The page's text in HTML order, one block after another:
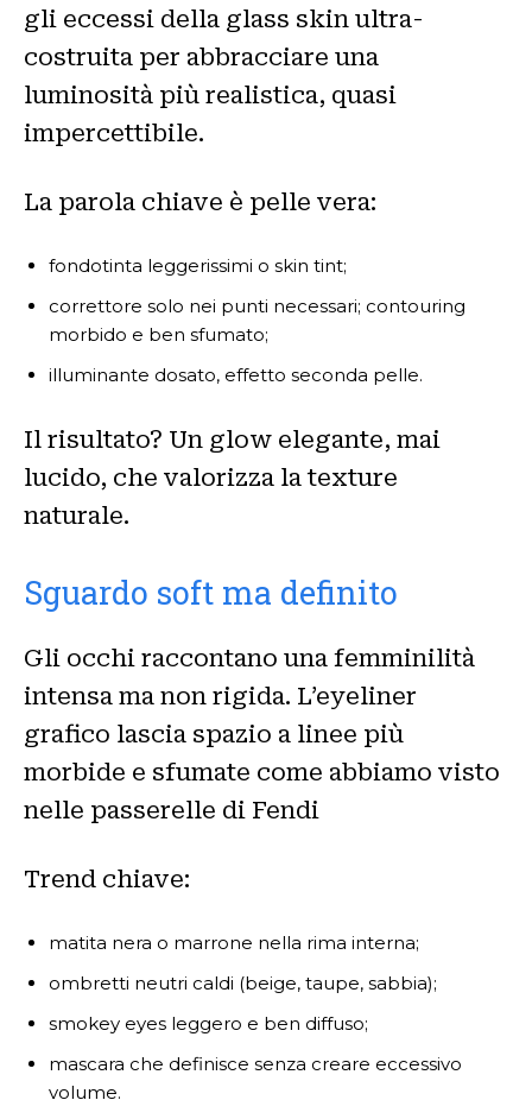
gli eccessi della glass skin ultra-
costruita per abbracciare una
luminosità più realistica, quasi
impercettibile.
La parola chiave è pelle vera:
fondotinta leggerissimi o skin tint;
correttore solo nei punti necessari; contouring
morbido e ben sfumato;
illuminante dosato, effetto seconda pelle.
Il risultato? Un glow elegante, mai
lucido, che valorizza la texture
naturale.
Sguardo soft ma definito
Gli occhi raccontano una femminilità
intensa ma non rigida. L’eyeliner
grafico lascia spazio a linee più
morbide e sfumate come abbiamo visto
nelle passerelle di Fendi
Trend chiave:
matita nera o marrone nella rima interna;
ombretti neutri caldi (beige, taupe, sabbia);
smokey eyes leggero e ben diffuso;
mascara che definisce senza creare eccessivo
volume.